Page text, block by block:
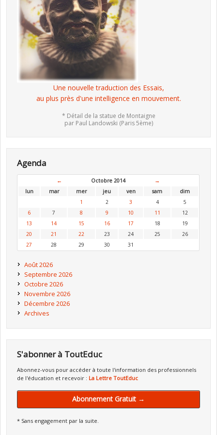
Une nouvelle traduction des Essais,
au plus près d'une intelligence en mouvement.
* Détail de la statue de Montaigne
par Paul Landowski (Paris 5ème)
Agenda
← Octobre 2014
→
lun
mar mer jeu ven sam
dim
1
2 3 4
5
6
7 8 9 10 11
12
13
14 15 16 17 18
19
20
21 22 23 24 25
26
27
28 29 30 31
Août 2026
Septembre 2026
Octobre 2026
Novembre 2026
Décembre 2026
Archives
S'abonner à ToutEduc
Abonnez-vous pour accéder à toute l'information des professionnels
de l'éducation et recevoir : La Lettre ToutEduc
Abonnement Gratuit →
* Sans engagement par la suite.